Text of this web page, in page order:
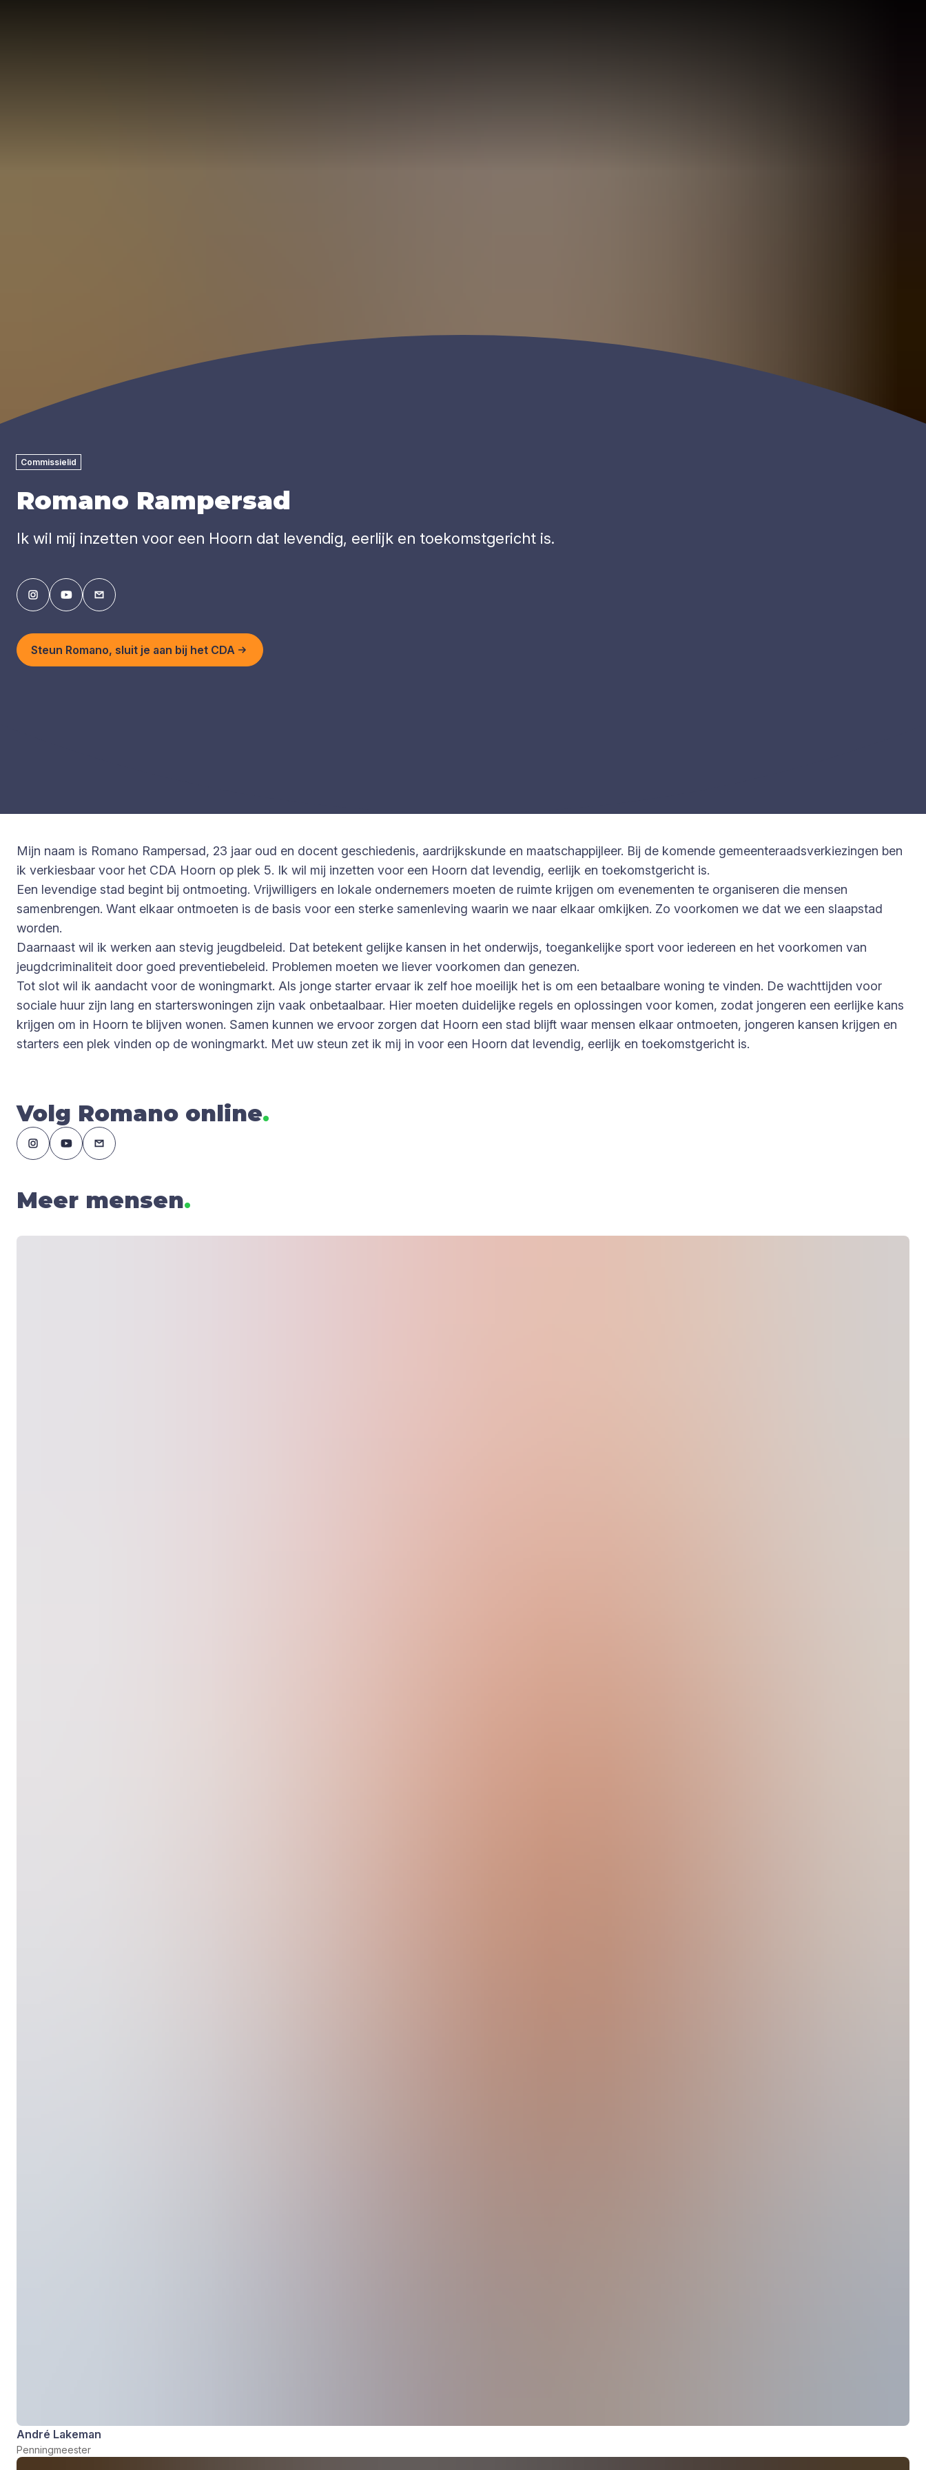
Commissielid
Romano Rampersad
Ik wil mij inzetten voor een Hoorn dat levendig, eerlijk en toekomstgericht is.
Steun Romano, sluit je aan bij het CDA
Mijn naam is Romano Rampersad, 23 jaar oud en docent geschiedenis, aardrijkskunde en maatschappijleer. Bij de komende gemeenteraadsverkiezingen ben
ik verkiesbaar voor het CDA Hoorn op plek 5. Ik wil mij inzetten voor een Hoorn dat levendig, eerlijk en toekomstgericht is.
Een levendige stad begint bij ontmoeting. Vrijwilligers en lokale ondernemers moeten de ruimte krijgen om evenementen te organiseren die mensen
samenbrengen. Want elkaar ontmoeten is de basis voor een sterke samenleving waarin we naar elkaar omkijken. Zo voorkomen we dat we een slaapstad
worden.
Daarnaast wil ik werken aan stevig jeugdbeleid. Dat betekent gelijke kansen in het onderwijs, toegankelijke sport voor iedereen en het voorkomen van
jeugdcriminaliteit door goed preventiebeleid. Problemen moeten we liever voorkomen dan genezen.
Tot slot wil ik aandacht voor de woningmarkt. Als jonge starter ervaar ik zelf hoe moeilijk het is om een betaalbare woning te vinden. De wachttijden voor
sociale huur zijn lang en starterswoningen zijn vaak onbetaalbaar. Hier moeten duidelijke regels en oplossingen voor komen, zodat jongeren een eerlijke kans
krijgen om in Hoorn te blijven wonen. Samen kunnen we ervoor zorgen dat Hoorn een stad blijft waar mensen elkaar ontmoeten, jongeren kansen krijgen en
starters een plek vinden op de woningmarkt. Met uw steun zet ik mij in voor een Hoorn dat levendig, eerlijk en toekomstgericht is.
Volg Romano online.
Meer mensen.
André Lakeman
Penningmeester